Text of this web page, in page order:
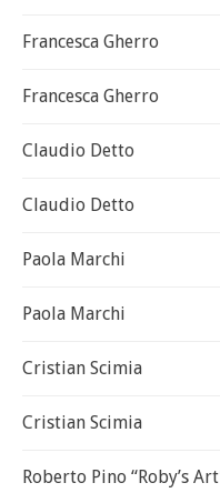
Francesca Gherro
Francesca Gherro
Claudio Detto
Claudio Detto
Paola Marchi
Paola Marchi
Cristian Scimia
Cristian Scimia
Roberto Pino “Roby’s